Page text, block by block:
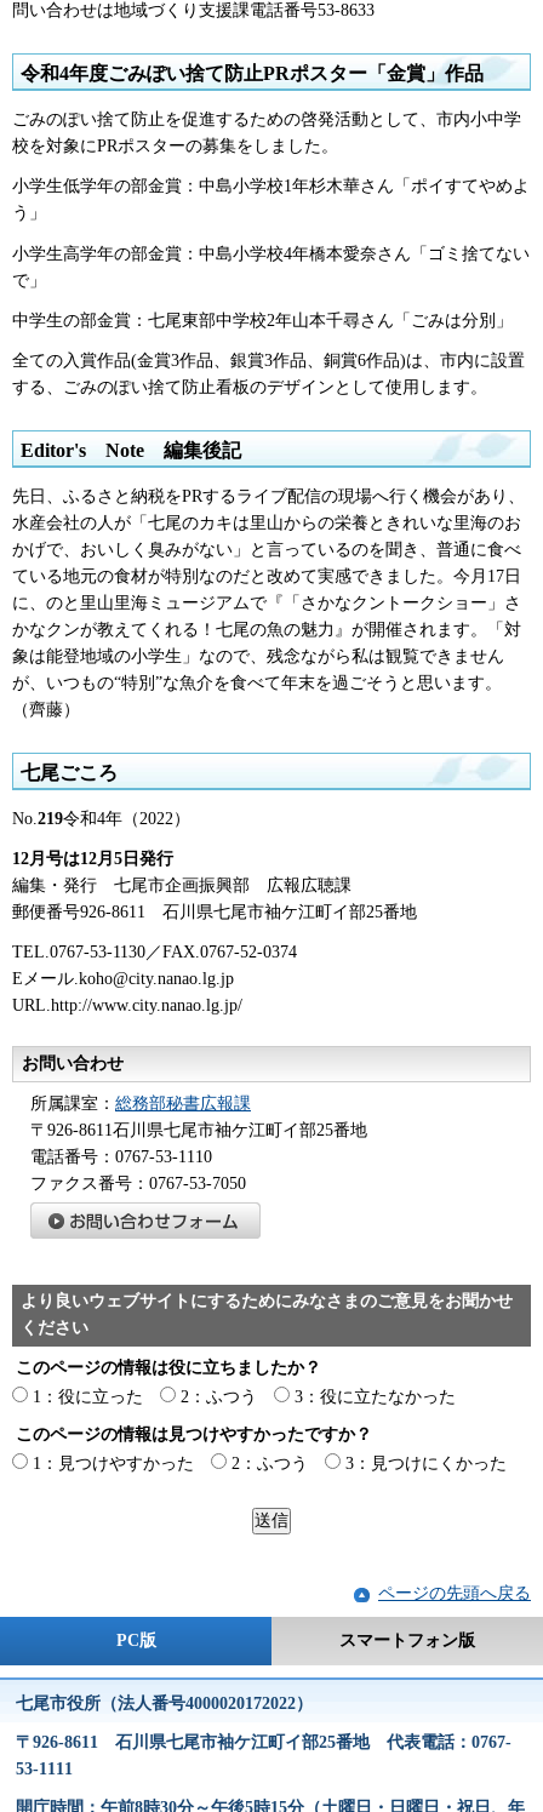
問い合わせは地域づくり支援課電話番号53-8633
令和4年度ごみぽい捨て防止PRポスター「金賞」作品
ごみのぽい捨て防止を促進するための啓発活動として、市内小中学
校を対象にPRポスターの募集をしました。
小学生低学年の部金賞：中島小学校1年杉木華さん「ポイすてやめよ
う」
小学生高学年の部金賞：中島小学校4年橋本愛奈さん「ゴミ捨てない
で」
中学生の部金賞：七尾東部中学校2年山本千尋さん「ごみは分別」
全ての入賞作品(金賞3作品、銀賞3作品、銅賞6作品)は、市内に設置
する、ごみのぽい捨て防止看板のデザインとして使用します。
Editor's Note 編集後記
先日、ふるさと納税をPRするライブ配信の現場へ行く機会があり、
水産会社の人が「七尾のカキは里山からの栄養ときれいな里海のお
かげで、おいしく臭みがない」と言っているのを聞き、普通に食べ
ている地元の食材が特別なのだと改めて実感できました。今月17日
に、のと里山里海ミュージアムで『「さかなクントークショー」さ
かなクンが教えてくれる！七尾の魚の魅力』が開催されます。「対
象は能登地域の小学生」なので、残念ながら私は観覧できません
が、いつもの“特別”な魚介を食べて年末を過ごそうと思います。
（齊藤）
七尾ごころ
No. 219令和4年（2022）
12月号は12月5日発行
編集・発行
七尾市企画振興部 広報広聴課
郵便番号926-8611
石 川県七尾市袖ケ江町イ部25番地
TEL.0767-53-1130／FAX.0767-52-0374
Eメール.koho@city.nanao.lg.jp
URL.http://www.city.nanao.lg.jp/
お問い合わせ
所属課室： 総務部秘書広報課
〒926-8611石川県七尾市袖ケ江町イ部25番地
電話番号：0767-53-1110
ファクス番号：0767-53-7050
より良いウェブサイトにするためにみなさまのご意見をお聞かせ
ください
このページの情報は役に立ちましたか？
1：役に立った
2：ふつう 3：役に立たなかった
このページの情報は見つけやすかったですか？
1：見つけやすかった
2：ふつう 3：見つけにくかった
ページの先頭へ戻る
PC版 スマートフォン版
七尾市役所（法人番号4000020172022）
〒926-8611 石川県七尾市袖ケ江町イ部25番地 代表電話：0767-
53-1111
開庁時間：午前8時30分～午後5時15分（土曜日・日曜日・祝日、年